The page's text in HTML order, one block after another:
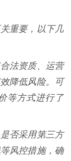
重要，以下几
法资质、运营
降低风险。可
等方式进行了
否采用第三方
风控措施，确